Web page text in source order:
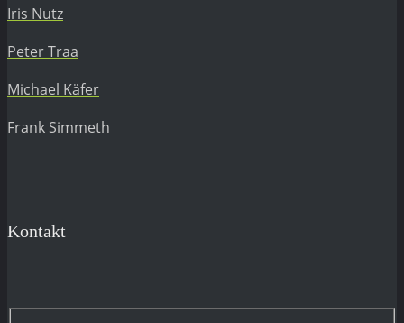
Iris Nutz
Peter Traa
Michael Käfer
Frank Simmeth
Kontakt